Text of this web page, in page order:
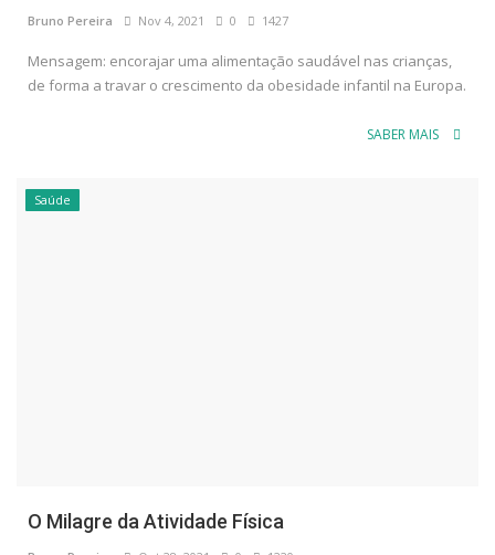
Bruno Pereira Nov 4, 2021 0 1427
Mensagem: encorajar uma alimentação saudável nas crianças,
de forma a travar o crescimento da obesidade infantil na Europa.
SABER MAIS
Saúde
O Milagre da Atividade Física